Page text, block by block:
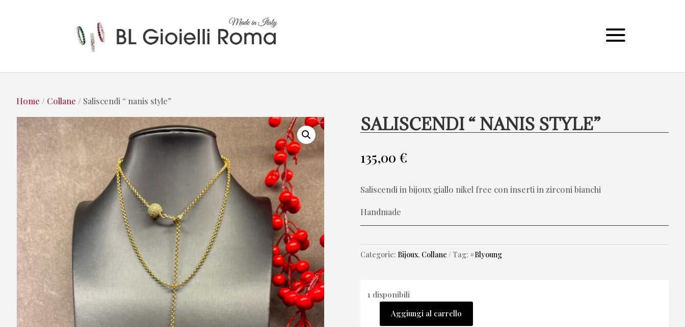
Home / Collane / Saliscendi “ nanis style”
SALISCENDI “ NANIS STYLE”
135,00 €
Saliscendi in bijoux giallo nikel free con inserti in zirconi bianchi
Handmade
Categorie: Bijoux, Collane Tag:#Blyoung
1 disponibili
Saliscendi
Aggiungi al carrello